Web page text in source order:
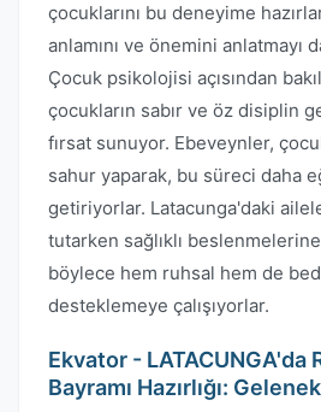
çocuklarını bu deneyime
anlamını ve önemini anlatmayı
Çocuk psikolojisi açısından
çocukların sabır ve öz disiplin
fırsat sunuyor. Ebeveynler,
sahur yaparak, bu süreci daha
getiriyorlar. Latacunga'daki
tutarken sağlıklı
böylece hem ruhsal hem de
desteklemeye çalışıyorlar.
Ekvator - LATACUNGA'da
Bayramı Hazırlığı: